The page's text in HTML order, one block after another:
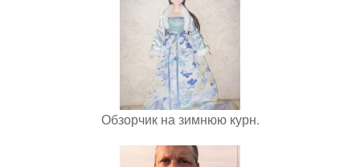
Обзорчик на зимнюю курн.